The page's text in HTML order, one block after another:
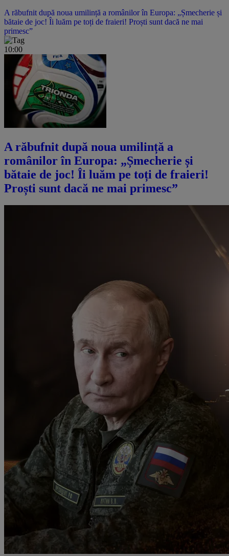
A răbufnit după noua umilință a românilor în Europa: „Șmecherie și
bătaie de joc! Îi luăm pe toți de fraieri! Proști sunt dacă ne mai
primesc”
10:00
A răbufnit după noua umilință a
românilor în Europa: „Șmecherie și
bătaie de joc! Îi luăm pe toți de fraieri!
Proști sunt dacă ne mai primesc”